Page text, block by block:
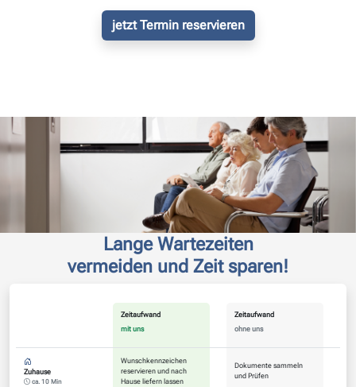
jetzt Termin reservieren
Lange Wartezeiten
vermeiden und Zeit sparen!
Zeitaufwand
mit uns
Zeitaufwand
ohne uns
Zuhause
ca. 10 Min
Wunschkennzeichen
reservieren und nach
Hause liefern lassen
Dokumente sammeln
und Prüfen